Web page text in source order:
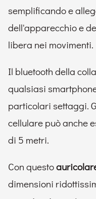
semplificando e
dell'apparecchio e
libera nei movimenti.
Il bluetooth della
qualsiasi
particolari settaggi.
cellulare può anche
di 5 metri.
Con questo
dimensioni